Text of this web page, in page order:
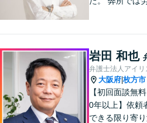
す。
岩田 和也
弁護士法人アイ
大阪府 枚方市
【初回面談無
0年以上】依頼
できる限り寄り